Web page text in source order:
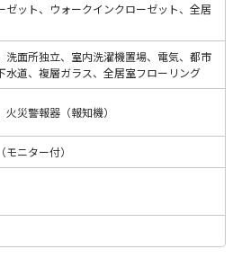
ゼット、ウォークインクローゼット、全居
洗面所独立、室内洗濯機置場、電気、都市
水道、複層ガラス、全居室フローリング
災警報器（報知機）
ニター付）